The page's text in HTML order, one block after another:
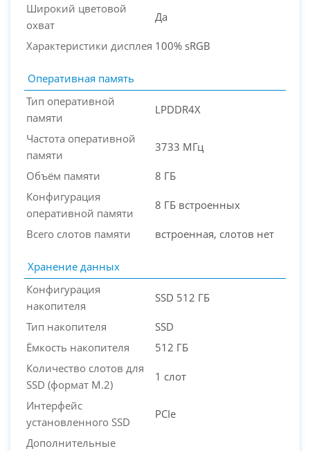
Широкий цветовой
охват
Да
Характеристики дисплея 100% sRGB
Оперативная память
Тип оперативной
памяти
LPDDR4X
Частота оперативной
памяти
3733 МГц
Объём памяти
8 ГБ
Конфигурация
оперативной памяти
8 ГБ встроенных
Всего слотов памяти встроенная, слотов нет
Хранение данных
Конфигурация
накопителя
SSD 512 ГБ
Тип накопителя
SSD
Ёмкость накопителя
512 ГБ
Количество слотов для
SSD (формат M.2)
1 слот
Интерфейс
установленного SSD
PCIe
Дополнительные